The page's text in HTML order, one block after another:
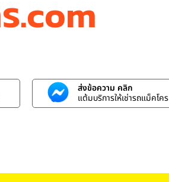
.com
ส่งข้อความ คลิก
แต้มบริการให้เช่ารถแม็คโคร